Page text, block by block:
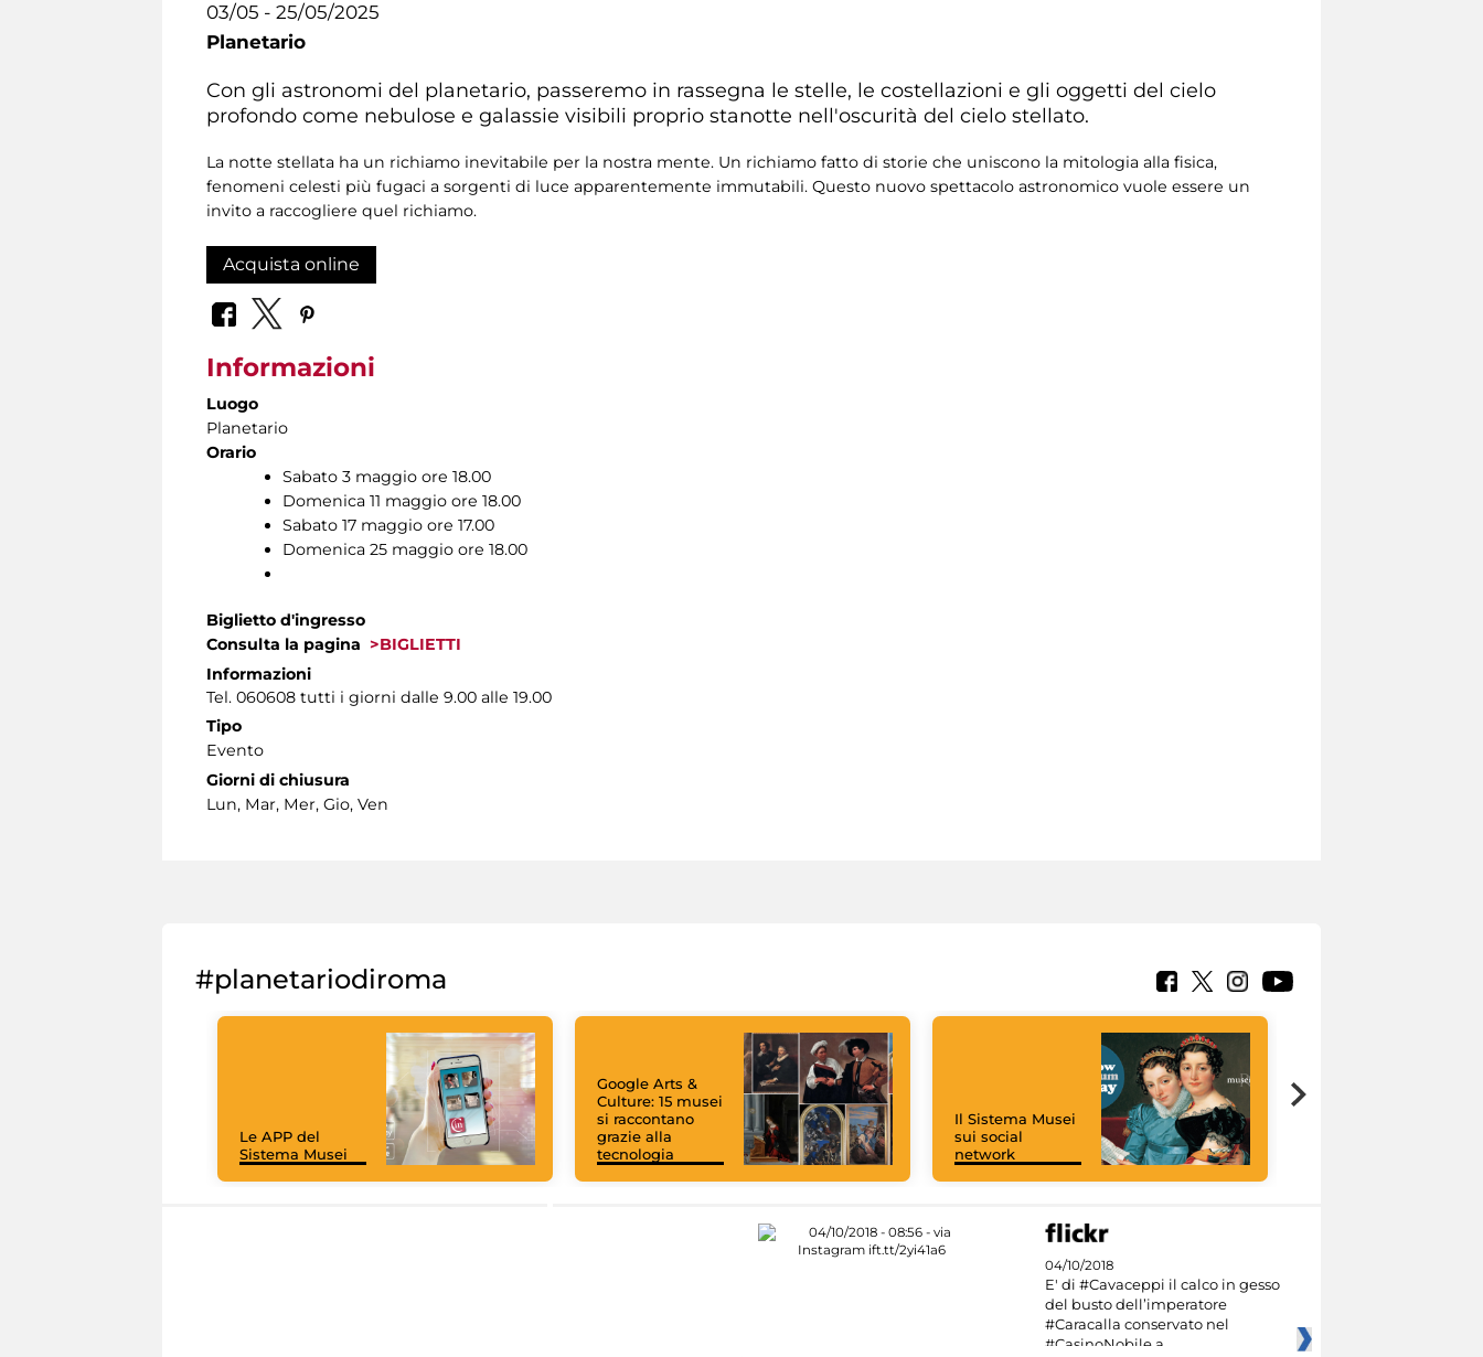
03/05 - 25/05/2025
Planetario
Con gli astronomi del planetario, passeremo in rassegna le stelle, le costellazioni e gli oggetti del cielo
profondo come nebulose e galassie visibili proprio stanotte nell'oscurità del cielo stellato.
La notte stellata ha un richiamo inevitabile per la nostra mente. Un richiamo fatto di storie che uniscono la mitologia alla fisica,
fenomeni celesti più fugaci a sorgenti di luce apparentemente immutabili. Questo nuovo spettacolo astronomico vuole essere un
invito a raccogliere quel richiamo.
Acquista online
Informazioni
Luogo
Planetario
Orario
Sabato 3 maggio ore 18.00
Domenica 11 maggio ore 18.00
Sabato 17 maggio ore 17.00
Domenica 25 maggio ore 18.00
Biglietto d'ingresso
Consulta la pagina >BIGLIETTI
Informazioni
Tel. 060608 tutti i giorni dalle 9.00 alle 19.00
Tipo
Evento
Giorni di chiusura
Lun, Mar, Mer, Gio, Ven
#planetariodiroma
Le APP del
Sistema Musei
Google Arts &
Culture: 15 musei
si raccontano
grazie alla
tecnologia
Il Sistema Musei
sui social
network
04/10/2018
E' di #Cavaceppi il calco in gesso
del busto dell’imperatore
#Caracalla conservato nel
#CasinoNobile a